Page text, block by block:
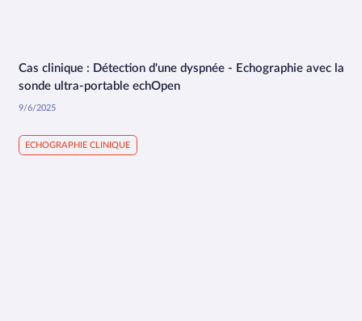
1:58
Cas clinique : Détection d'une dyspnée - Echographie avec la
sonde ultra-portable echOpen
9/6/2025
ECHOGRAPHIE CLINIQUE